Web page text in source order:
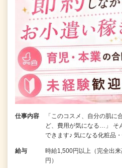
仕事内容
「このコスメ、自分の肌に
ど、費用が気になる…」 そ
できます♪ 気になる化粧品
給与
時給1,500円以上（完全出
円）